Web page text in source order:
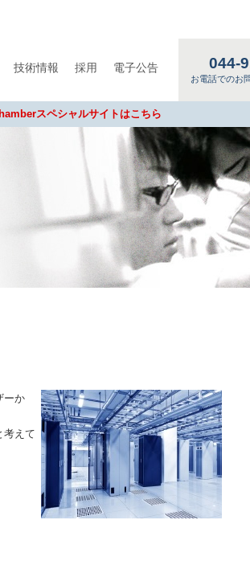
044-
お電話でのお
技術情報 採用 電子公告
スペシャルサイトはこちら
ーか
考えて